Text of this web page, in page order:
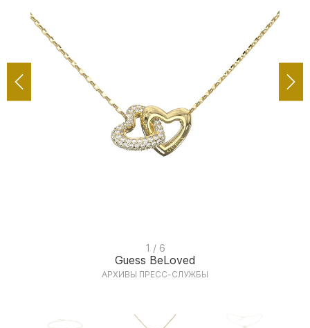
1 / 6
Guess BeLoved
АРХИВЫ ПРЕСС-СЛУЖБЫ